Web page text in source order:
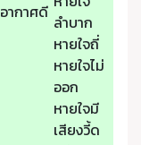
อากาศดี ลำบาก
หายใจถี่
หายใจไม่
ออก
หายใจมี
เสียงวี้ด